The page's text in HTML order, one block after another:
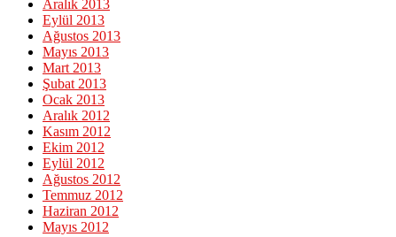
Aralık 2013
Eylül 2013
Ağustos 2013
Mayıs 2013
Mart 2013
Şubat 2013
Ocak 2013
Aralık 2012
Kasım 2012
Ekim 2012
Eylül 2012
Ağustos 2012
Temmuz 2012
Haziran 2012
Mayıs 2012